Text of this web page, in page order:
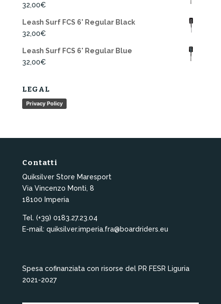
32,00€
Leash Surf FCS 6' Regular Black
32,00€
Leash Surf FCS 6' Regular Blue
32,00€
LEGAL
Privacy Policy
Contatti
Quiksilver Store Maresport
Via Vincenzo Monti, 8
18100 Imperia
Tel. (+39) 0183.27.23.04
E-mail: quiksilver.imperia.fra@boardriders.eu
Spesa cofinanziata con risorse del PR FESR Liguria
2021-2027